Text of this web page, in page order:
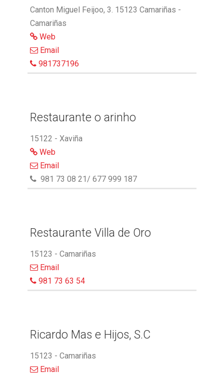
Canton Miguel Feijoo, 3. 15123 Camariñas -
Camariñas
Web
Email
981737196
Restaurante o arinho
15122 - Xaviña
Web
Email
981 73 08 21/ 677 999 187
Restaurante Villa de Oro
15123 - Camariñas
Email
981 73 63 54
Ricardo Mas e Hijos, S.C
15123 - Camariñas
Email